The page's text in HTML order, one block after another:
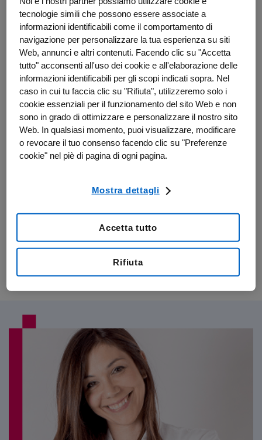
molteplicità di benefici che derivano
dall’integrazione
dell’esercizio fisico alle cure oncologiche.
è associata a una riduzione del rischio di sviluppare alcuni
tumori e può contributire a ridurre il rischio di recidiva.
2
Può favorire una migliore risposta ad alcuni trattamenti, come
chirurgia, chemioterapia, radioterapia e immunoterapia.2
è associata a miglioramenti nella funzionalità del sistema
immunitario.2
può contribuire a un aumento della sopravvivenza.
Può aiutare a ridurre alcuni effetti collaterali dei trattamenti
è associata a benefici per la salute mentale; contribuendo alla
Può migliorare la qualità della vita fisica e sociale.1
Con la collaborazione di scienziati motori, chinesiologi e medici
dello sport, Amgen promuove la consapevolezza sul ruolo
tecnologie simili che possono essere associate a
informazioni identificabili come il comportamento di
navigazione per personalizzare la tua esperienza su siti
Web, annunci e altri contenuti. Facendo clic su "Accetta
tutto" acconsenti all'uso dei cookie e all'elaborazione delle
informazioni identificabili per gli scopi indicati sopra. Nel
caso in cui tu faccia clic su "Rifiuta", utilizzeremo solo i
cookie essenziali per il funzionamento del sito Web e non
sono in grado di ottimizzare e personalizzare il nostro sito
Web. In qualsiasi momento, puoi visualizzare, modificare
o revocare il tuo consenso facendo clic su "Preferenze
cookie" nel piè di pagina di ogni pagina.
Mostra dettagli
Rifiuta
Accetta tutto